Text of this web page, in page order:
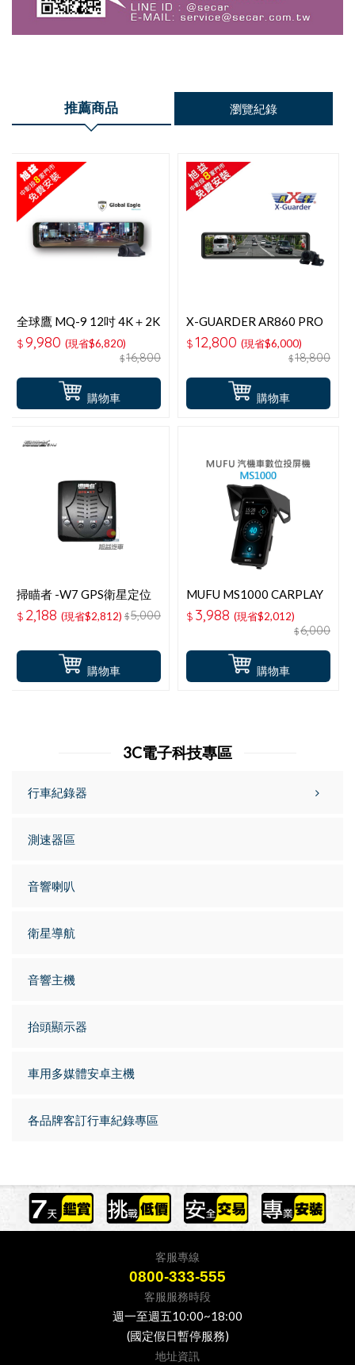
推薦商品 瀏覽紀錄
購物車
全球鷹 MQ-9 12吋 4K＋2K
GPS-WIFI 電子後視鏡＋
64G記憶卡-台灣製造
$9,980 (現省$6,820)
$16,800
購物車
X-GUARDER AR860 PRO
4K GPS 雙鏡頭電子後視鏡
＋128G
$12,800 (現省$6,000)
$18,800
購物車
掃瞄者 -W7 GPS衛星定位
區間偵測固定點測速器
$ 2,188 (現省$2,812) $5,000
購物車
MUFU MS1000 CARPLAY
汽機車數位投屏機
$ 3,988 (現省$2,012)
$6,000
3C電子科技專區
行車紀錄器
測速器區
音響喇叭
衛星導航
音響主機
抬頭顯示器
車用多媒體安卓主機
各品牌客訂行車紀錄專區
客服專線
0800-333-555
客服服務時段
週一至週五10:00~18:00
(國定假日暫停服務)
地址資訊